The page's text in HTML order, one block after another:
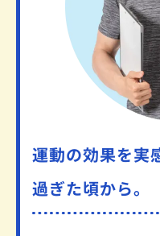
運動の効果を実
過ぎた頃から。